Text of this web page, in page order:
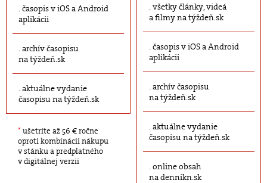
časopis v iOS a Android
aplikácii
archív časopisu
na týždeň.sk
aktuálne vydanie
časopisu na týždeň.sk
* ušetríte až 56 € ročne
oproti kombinácii nákupu
v stánku a predplatného
v digitálnej verzii
všetky články, videá
a filmy na týždeň.sk
časopis v iOS a Android
aplikácii
archív časopisu
na týždeň.sk
aktuálne vydanie
časopisu na týždeň.sk
online obsah
na dennikn.sk